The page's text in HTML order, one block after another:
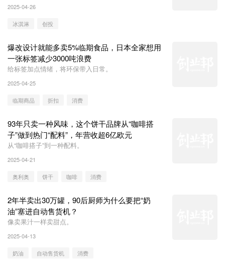
2025-04-26
冰淇淋 创投
爆改设计就能多卖5%临期食品，日本全家想用
一张标签减少3000吨浪费
给标签加点情绪，将环保带入日常。
2025-04-25
临期商品 折扣 消费
93年只卖一种风味，这个饼干品牌从“咖啡搭
子”做到热门“配料”，年营收超6亿欧元
从“咖啡搭子”到一种配料。
2025-04-21
奥利奥 饼干 咖啡 消费
2年半卖出30万罐，90后厨师为什么要把“奶
油”塞进自动售货机？
像卖果汁一样卖甜点。
2025-04-13
奶油 自动售货机 消费